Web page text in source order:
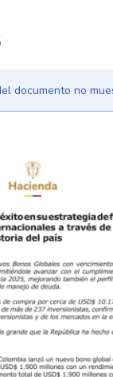
documento no